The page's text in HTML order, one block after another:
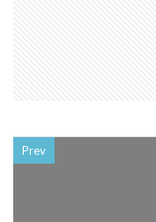
Prev